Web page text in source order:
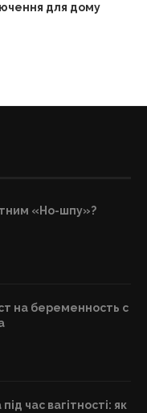
для дому
«Но-шпу»?
на беременность с
час вагітності: як